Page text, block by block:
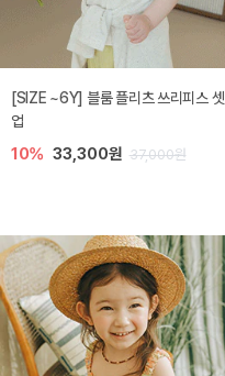
[SIZE ~6Y] 블룸 플리츠 쓰리피스 셋
업
10% 33,300원 37,000원